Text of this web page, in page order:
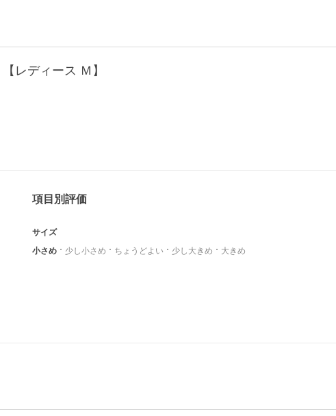
レディース Ｍ】
項目別評価
サイズ
小さめ
少し小さめ ちょうどよい 少し大きめ 大きめ